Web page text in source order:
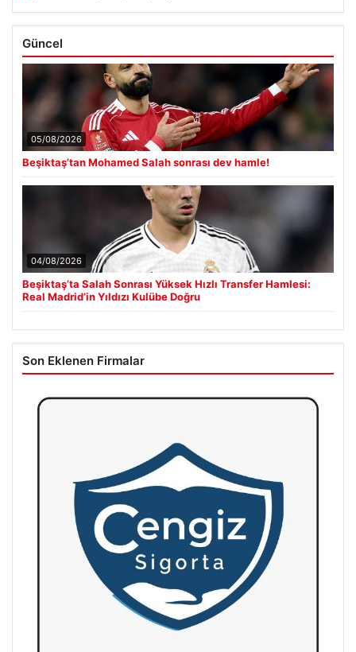
Güncel
05/08/2026
Beşiktaş’tan Mohamed Salah sonrası dev hamle!
04/08/2026
Beşiktaş’ta Salah Sonrası Yüksek Hızlı Transfer Hamlesi:
Real Madrid’in Yıldızı Kulübe Doğru
Son Eklenen Firmalar